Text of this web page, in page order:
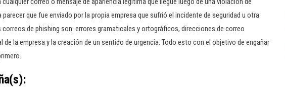
que fue enviado por la propia empresa que sufrió el incidente de seguridad u otra
de phishing son: errores gramaticales y ortográficos, direcciones de correo
la empresa y la creación de un sentido de urgencia. Todo esto con el objetivo de engañar